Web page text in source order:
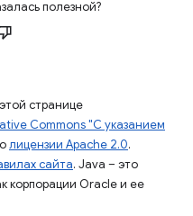
полезной?
странице
Commons "С указанием
лицензии Apache 2.0.
сайта. Java – это
корпорации Oracle и ее